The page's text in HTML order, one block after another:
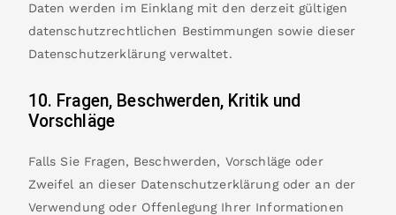
Daten werden im Einklang mit den derzeit gültigen
datenschutzrechtlichen Bestimmungen sowie dieser
Datenschutzerklärung verwaltet.
10. Fragen, Beschwerden, Kritik und
Vorschläge
Falls Sie Fragen, Beschwerden, Vorschläge oder
Zweifel an dieser Datenschutzerklärung oder an der
Verwendung oder Offenlegung Ihrer Informationen